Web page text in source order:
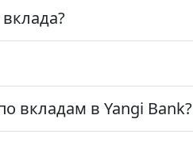
вкладам в Yangi Bank?